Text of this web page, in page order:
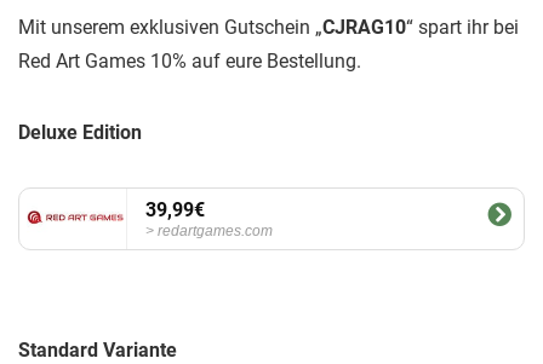
Mit unserem exklusiven Gutschein „CJRAG10“ spart ihr bei
Red Art Games 10% auf eure Bestellung.
Deluxe Edition
39,99€
redartgames.com
Standard Variante